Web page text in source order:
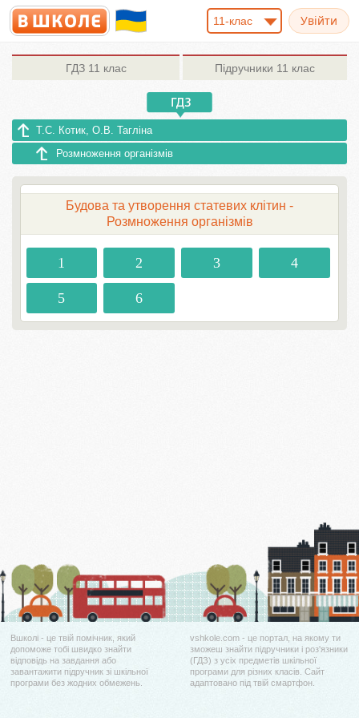
11-клас
ГДЗ11 клас Підручники 11 клас
Т.С. Котик, О.В. Тагліна
Розмноження організмів
Будова та утворення статевих клітин -
Розмноження організмів
1 2 3 4
5 6
Вшколі - це твій помічник, який
допоможе тобі швидко знайти
відповідь на завдання або
завантажити підручник зі шкільної
програми без жодних обмежень.
vshkole.com - це портал, на якому ти
зможеш знайти підручники і роз'язники
(ГДЗ) з усіх предметів шкільної
програми для різних класів. Сайт
адаптовано під твій смартфон.